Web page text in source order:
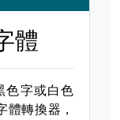
體
色字或白色
體轉換器，